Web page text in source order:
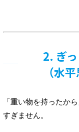
2. ぎ
（水
「重い物を持ったか
すぎません。